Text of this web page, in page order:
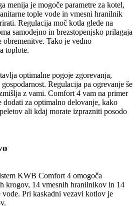
menija je mogoče parametre za kotel,
tople vode in vmesni hranilnik
Regulacija moč kotla glede na
samodejno in brezstopenjsko prilagaja
Tako je vedno
toplote.
optimalne pogoje zgorevanja,
Regulacija pa ogrevanje še
z vami. Comfort 4 vam na primer
dodati za optimalno delovanje, kako
ali kdaj morate izprazniti posodo
KWB Comfort 4 omogoča
krogov, 14 vmesnih hranilnikov in 14
Pri kaskadni vezavi kotlov je